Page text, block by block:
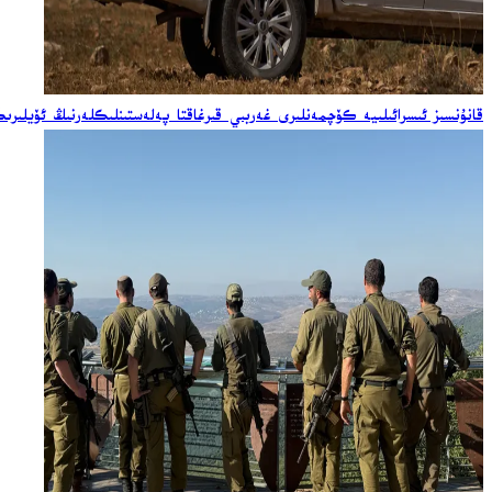
قانۇنسىز ئىسرائىلىيە كۆچمەنلىرى غەربىي قىرغاقتا پەلەستىنلىكلەرنىڭ